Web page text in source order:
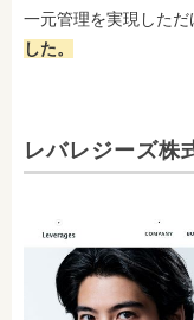
一元管理を実現しただ
した。
レバレジーズ株